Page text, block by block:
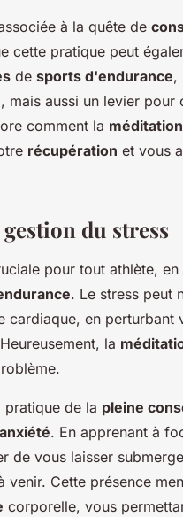
à la quête de
cette pratique peut
de sports d'endurance,
, mais aussi un levier pour
comment la méditation
récupération et vous
du stress
pour tout athlète,
. Le stress peut
cardiaque, en
la
pratique de la pleine
anxiété. En apprenant à
de vous laisser
venir. Cette présence
corporelle, vous